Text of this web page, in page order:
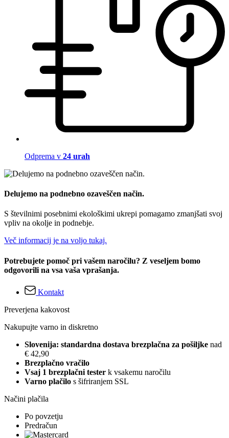
Odprema v 24 urah
Delujemo na podnebno ozaveščen način.
S številnimi posebnimi ekološkimi ukrepi pomagamo zmanjšati svoj
vpliv na okolje in podnebje.
Več informacij je na voljo tukaj.
Potrebujete pomoč pri vašem naročilu? Z veseljem bomo
odgovorili na vsa vaša vprašanja.
Kontakt
Preverjena kakovost
Nakupujte varno in diskretno
Slovenija: standardna dostava brezplačna za pošiljke nad
€ 42,90
Brezplačno vračilo
Vsaj 1 brezplačni tester k vsakemu naročilu
Varno plačilo s šifriranjem SSL
Načini plačila
Po povzetju
Predračun